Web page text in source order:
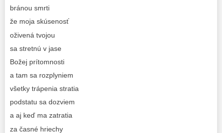
bránou smrti
že moja skúsenosť
oživená tvojou
sa stretnú v jase
Božej prítomnosti
a tam sa rozplyniem
všetky trápenia stratia
podstatu sa dozviem
a aj keď ma zatratia
za časné hriechy